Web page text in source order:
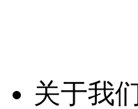
关于我